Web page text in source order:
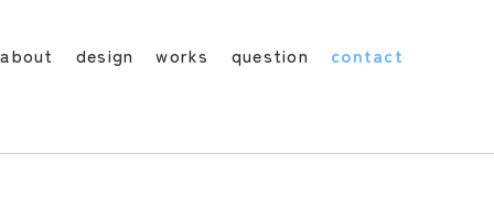
about design works question contact